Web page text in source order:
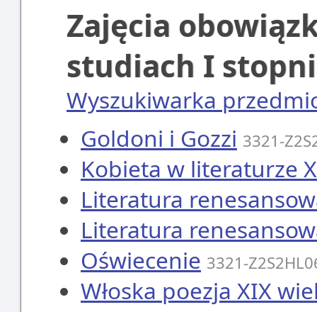
Zajęcia
studiach I
Wyszukiwarka
Goldoni i Gozzi 3321-
Kobieta w literaturze
Literatura
Literatura
Oświecenie 3321-
Włoska poezja XIX